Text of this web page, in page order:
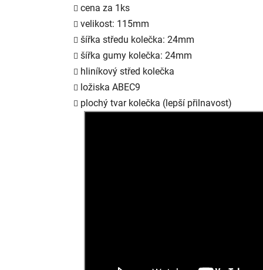
cena za 1ks
velikost: 115mm
šířka středu kolečka: 24mm
šířka gumy kolečka: 24mm
hliníkový střed kolečka
ložiska ABEC9
plochý tvar kolečka (lepší přilnavost)